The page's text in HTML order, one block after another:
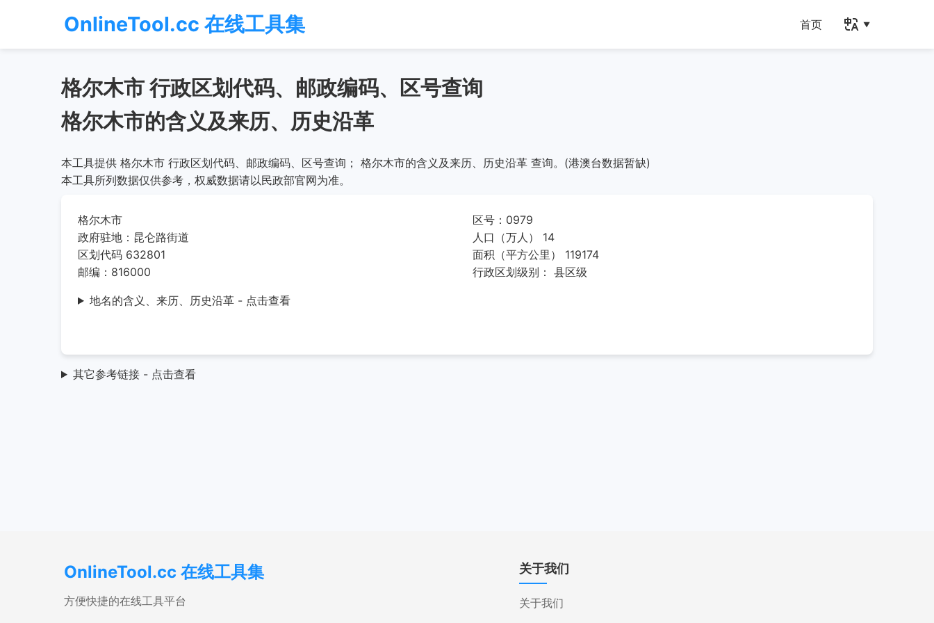
OnlineTool.cc 在线工具集 首页
格尔木市 行政区划代码、邮政编码、区号查询
格尔木市的含义及来历、历史沿革
本工具提供 格尔木市 行政区划代码、邮政编码、区号查询； 格尔木市的含义及来历、历史沿革 查询。(港澳台数据暂缺)
本工具所列数据仅供参考，权威数据请以民政部官网为准。
格尔木市
政府驻地：昆仑路街道
区划代码 632801
邮编：816000
区号：0979
人口（万人） 14
面积（平方公里） 119174
行政区划级别： 县区级
地名的含义、来历、历史沿革 - 点击查看
其它参考链接 - 点击查看
OnlineTool.cc 在线工具集
方便快捷的在线工具平台
关于我们
关于我们